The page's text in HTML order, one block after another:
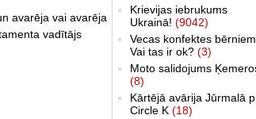
avarēja vai avarēja
vadītājs
Krievijas iebrukums
Ukrainā! (9042)
Vecas konfektes
Vai tas ir ok? (3)
Moto salidojums
(8)
Kārtējā avārija Jūrmalā
Circle K (18)